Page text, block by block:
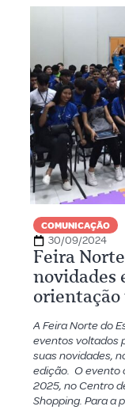
COMUNICAÇÃO
30/09/2024
Feira
novidades
A Feira Norte do
eventos voltados
suas novidades,
edição. O evento
2025, no Centro
Shopping. Para a